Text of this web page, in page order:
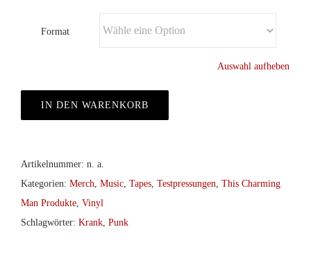
Format
Auswahl aufheben
IN DEN WARENKORB
Artikelnummer: n. a.
Kategorien: Merch Music Tapes Testpressungen This Charming
Man Produkte Vinyl
Schlagwörter: Krank Punk